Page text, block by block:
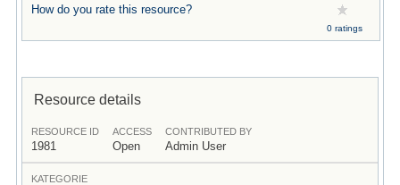
How do you rate this resource?
0 ratings
Resource details
RESOURCE ID
1981
ACCESS
Open
CONTRIBUTED BY
Admin User
KATEGORIE